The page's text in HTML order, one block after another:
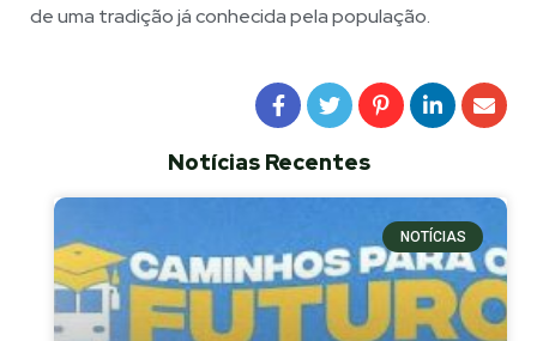
de uma tradição já conhecida pela população.
Notícias Recentes
NOTÍCIAS